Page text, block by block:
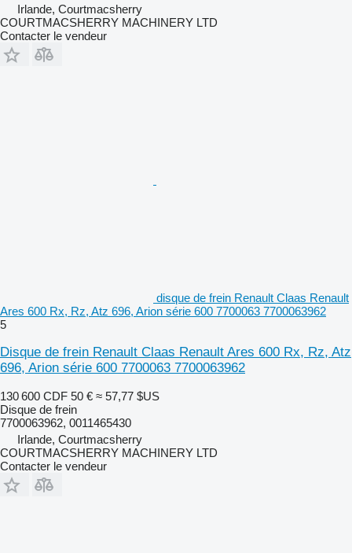
Irlande, Courtmacsherry
COURTMACSHERRY MACHINERY LTD
Contacter le vendeur
disque de frein Renault Claas Renault
Ares 600 Rx, Rz, Atz 696, Arion série 600 7700063 7700063962
5
Disque de frein Renault Claas Renault Ares 600 Rx, Rz, Atz
696, Arion série 600 7700063 7700063962
130 600 CDF 50 € ≈ 57,77 $US
Disque de frein
7700063962, 0011465430
Irlande, Courtmacsherry
COURTMACSHERRY MACHINERY LTD
Contacter le vendeur